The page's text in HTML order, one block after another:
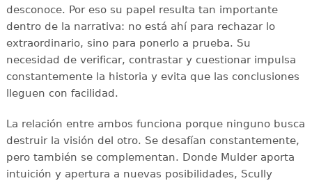
desconoce. Por eso su papel resulta tan importante
dentro de la narrativa: no está ahí para rechazar lo
extraordinario, sino para ponerlo a prueba. Su
necesidad de verificar, contrastar y cuestionar impulsa
constantemente la historia y evita que las conclusiones
lleguen con facilidad.
La relación entre ambos funciona porque ninguno busca
destruir la visión del otro. Se desafían constantemente,
pero también se complementan. Donde Mulder aporta
intuición y apertura a nuevas posibilidades, Scully